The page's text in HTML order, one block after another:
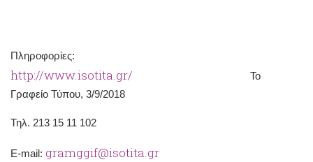
Πληροφορίες:
http://www.isotita.gr/ Το
Γραφείο Τύπου, 3/9/2018
Τηλ. 213 15 11 102
Ε-mail: gramggif@isotita.gr